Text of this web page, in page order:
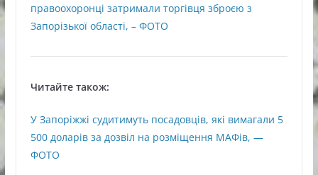
правоохоронці затримали торгівця зброєю з
Запорізької області, – ФОТО
Читайте також:
У Запоріжжі судитимуть посадовців, які вимагали 5
500 доларів за дозвіл на розміщення МАФів, —
ФОТО